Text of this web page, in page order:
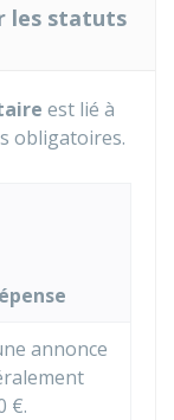
les statuts
est lié à
obligatoires.
annonce
€.